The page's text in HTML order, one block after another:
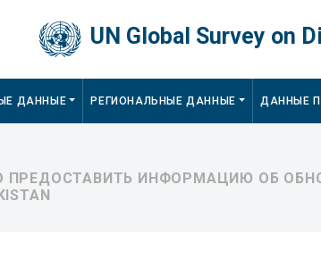
UN Global Survey on
ДАННЫЕ РЕГИОНАЛЬНЫЕ ДАННЫЕ ДАННЫЕ
ИНФОРМАЦИЮ ОБ